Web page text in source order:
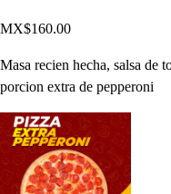
MX$160.00
Masa recien hecha, salsa de
porcion extra de pepperoni